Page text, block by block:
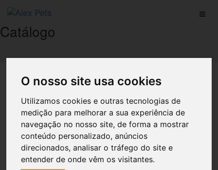
O nosso site usa cookies
Utilizamos cookies e outras tecnologias de
medição para melhorar a sua experiência de
navegação no nosso site, de forma a mostrar
conteúdo personalizado, anúncios
direcionados, analisar o tráfego do site e
entender de onde vêm os visitantes.
Catálogo
Início Catálogo
Produtos